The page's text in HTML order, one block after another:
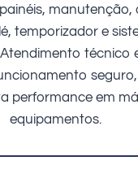
manutenção,
temporizador e
técnico
performance em
equipamentos.